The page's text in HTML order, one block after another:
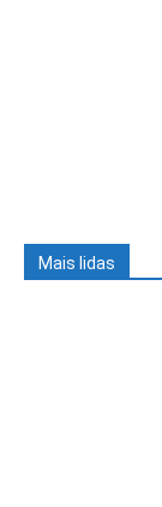
Mais lidas